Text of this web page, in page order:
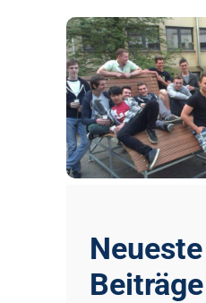
Neueste
Beiträge